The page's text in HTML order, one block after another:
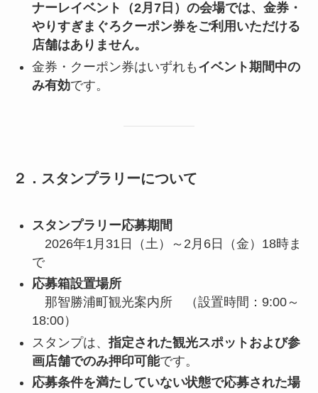
ナーレイベント（2月7日）の会場では、金券・
やりすぎまぐろクーポン券をご利用いただける
店舗はありません。
金券・クーポン券はいずれも イベント期間中の
み有効です。
２．スタンプラリーについて
スタンプラリー応募期間
2026年1月31日（土）～2月6日（金）18時ま
で
応募箱設置場所
那智勝浦町観光案内所 （設置時間：9:00～
18:00）
スタンプは、 指定された観光スポットおよび参
画店舗でのみ押印可能です。
応募条件を満たしていない状態で応募された場